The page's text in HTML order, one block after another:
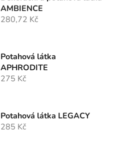
AMBIENCE
280,72 Kč
Potahová látka
APHRODITE
275 Kč
Potahová látka LEGACY
285 Kč